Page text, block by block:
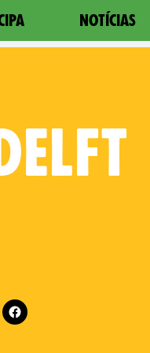
NOTÍCIAS